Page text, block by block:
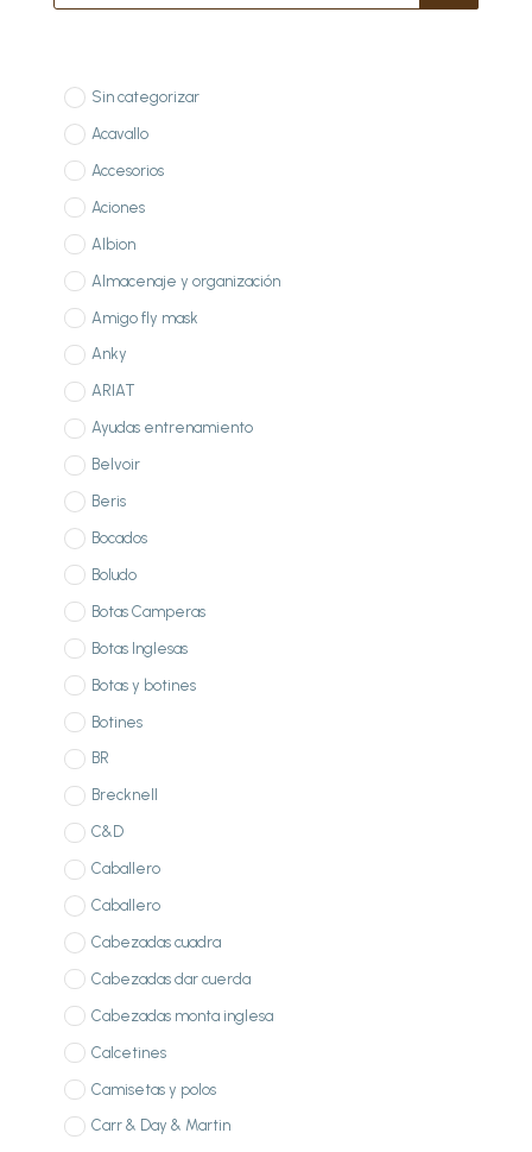
Sin categorizar
Acavallo
Accesorios
Aciones
Albion
Almacenaje y organización
Amigo fly mask
Anky
ARIAT
Ayudas entrenamiento
Belvoir
Beris
Bocados
Boludo
Botas Camperas
Botas Inglesas
Botas y botines
Botines
BR
Brecknell
C&D
Caballero
Caballero
Cabezadas cuadra
Cabezadas dar cuerda
Cabezadas monta inglesa
Calcetines
Camisetas y polos
Carr & Day & Martin